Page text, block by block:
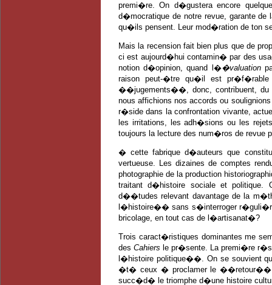
premi�re. On d�gustera encore
d�mocratique de notre revue, garante
qu�ils pensent. Leur mod�ration de ton
Mais la recension fait bien plus que de
ci est aujourd�hui contamin� par des
notion d�opinion, quand l��valuation
raison peut-�tre qu�il est
��jugements��, donc, contribuent,
nous affichions nos accords ou
r�side dans la confrontation vivante,
les irritations, les adh�sions ou les
toujours la lecture des num�ros de revue
� cette fabrique d�auteurs que
vertueuse. Les dizaines de comptes
photographie de la production
traitant d�histoire sociale et politique.
d��tudes relevant davantage de la
l�histoire�� sans s�interroger
bricolage, en tout cas de l�artisanat�?
Trois caract�ristiques dominantes me
des Cahiers le pr�sente. La premi�re
l�histoire politique��. On se souvient
�t� ceux � proclamer le ��retour��
succ�d� le triomphe d�une histoire